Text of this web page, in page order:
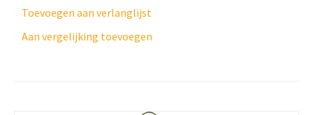
Toevoegen aan verlanglijst
Aan vergelijking toevoegen